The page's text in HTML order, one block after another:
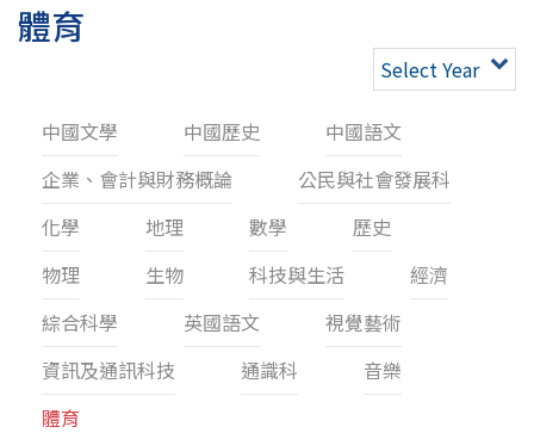
體育
Select Year
中國文學 中國歷史
中國語文
企業、會計與財務概論
公民與社會發展科
化學
地理 數學
歷史
物理
生物 科技與生活
經濟
綜合科學
英國語文
視覺藝術
資訊及通訊科技
通識科
音樂
體育